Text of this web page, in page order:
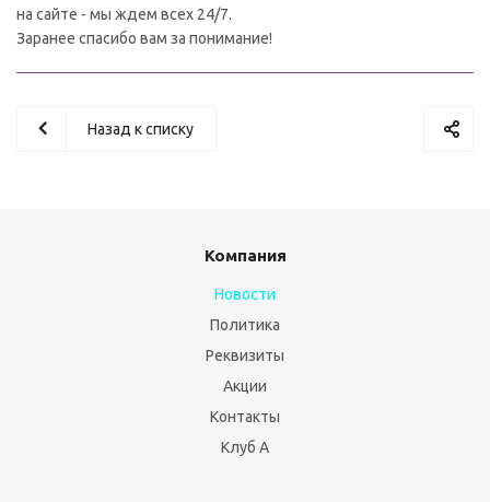
на сайте - мы ждем всех 24/7.
Заранее спасибо вам за понимание!
Назад к списку
Компания
Новости
Политика
Реквизиты
Акции
Контакты
Клуб А